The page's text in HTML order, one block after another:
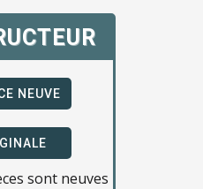
NEUVE
sont neuves